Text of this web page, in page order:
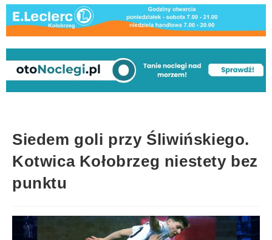
Siedem goli przy Śliwińskiego.
Kotwica Kołobrzeg niestety bez
punktu